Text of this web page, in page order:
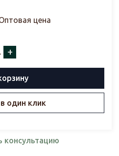
цена
+
один клик
консультацию